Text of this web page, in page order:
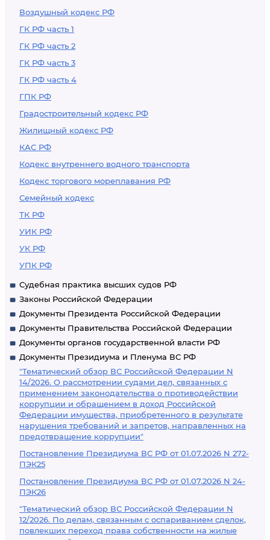
Воздушный кодекс РФ
ГК РФ часть 1
ГК РФ часть 2
ГК РФ часть 3
ГК РФ часть 4
ГПК РФ
Градостроительный кодекс РФ
Жилищный кодекс РФ
КАС РФ
Кодекс внутреннего водного транспорта
Кодекс торгового мореплавания РФ
Семейный кодекс
ТК РФ
УИК РФ
УК РФ
УПК РФ
Судебная практика высших судов РФ
Законы Российской Федерации
Документы Президента Российской Федерации
Документы Правительства Российской Федерации
Документы органов государственной власти РФ
Документы Президиума и Пленума ВС РФ
"Тематический обзор ВС Российской Федерации N
14/2026. О рассмотрении судами дел, связанных с
применением законодательства о противодействии
коррупции и обращением в доход Российской
Федерации имущества, приобретенного в результате
нарушения требований и запретов, направленных на
предотвращение коррупции"
Постановление Президиума ВС РФ от 01.07.2026 N 272-
ПЭК25
Постановление Президиума ВС РФ от 01.07.2026 N 24-
ПЭК26
"Тематический обзор ВС Российской Федерации N
12/2026. По делам, связанным с оспариванием сделок,
повлекших переход права собственности на жилые